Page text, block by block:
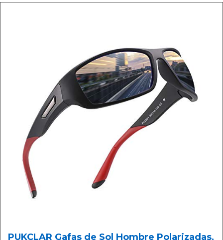
PUKCLAR Gafas de Sol Hombre Polarizadas,